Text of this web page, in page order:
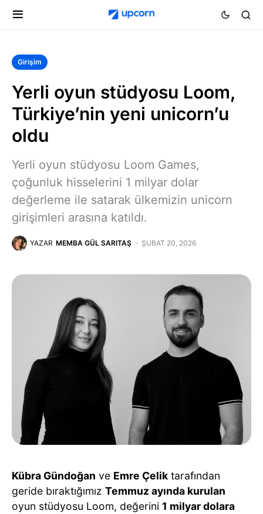
Girişim
Yerli oyun stüdyosu Loom,
Türkiye’nin yeni unicorn’u
oldu
Yerli oyun stüdyosu Loom Games,
çoğunluk hisselerini 1 milyar dolar
değerleme ile satarak ülkemizin unicorn
girişimleri arasına katıldı.
YAZAR MEMBA GÜL SARITAŞ ŞUBAT 20, 2026
Kübra Gündoğan ve Emre Çelik tarafından
geride bıraktığımız Temmuz ayında kurulan
oyun stüdyosu Loom, değerini 1 milyar dolara